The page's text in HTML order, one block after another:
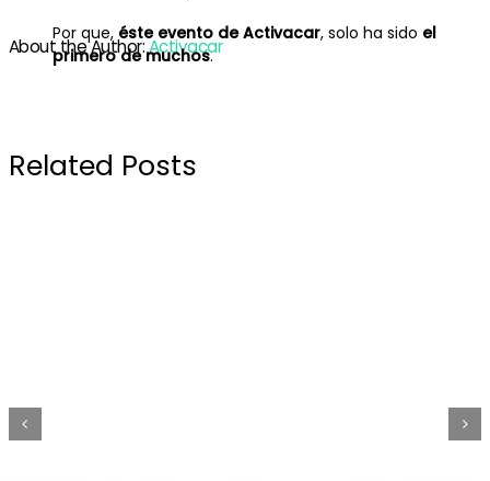
Por que, éste evento de Activacar, solo ha sido el
primero de muchos.
About the Author:Activacar
Related Posts